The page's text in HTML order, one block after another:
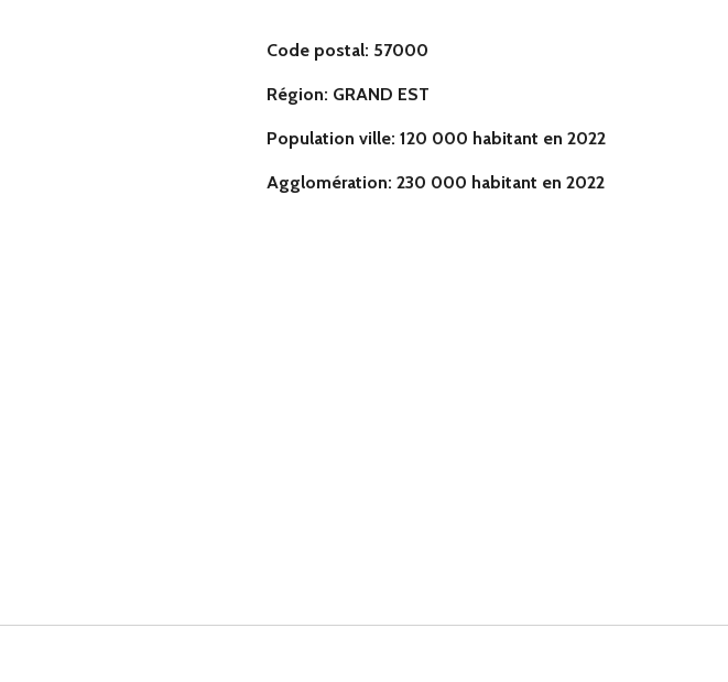
Code postal: 57000
Région: GRAND EST
Population ville: 120 000 habitant en 2022
Agglomération: 230 000 habitant en 2022